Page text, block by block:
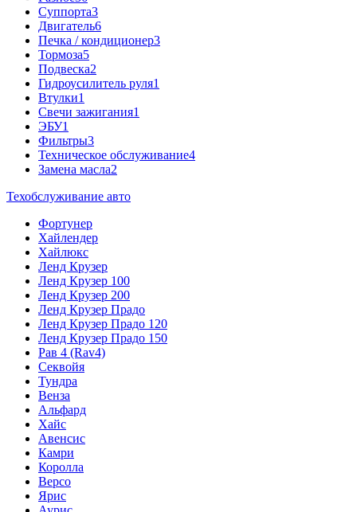
Cуппорта3
Двигатель6
Печка / кондиционер3
Тормоза5
Подвеска2
Гидроусилитель руля1
Втулки1
Свечи зажигания1
ЭБУ1
Фильтры3
Техническое обслуживание4
Замена масла2
Техобслуживание авто
Фортунер
Хайлендер
Хайлюкс
Ленд Крузер
Ленд Крузер 100
Ленд Крузер 200
Ленд Крузер Прадо
Ленд Крузер Прадо 120
Ленд Крузер Прадо 150
Рав 4 (Rav4)
Секвойя
Тундра
Венза
Альфард
Хайс
Авенсис
Камри
Королла
Версо
Ярис